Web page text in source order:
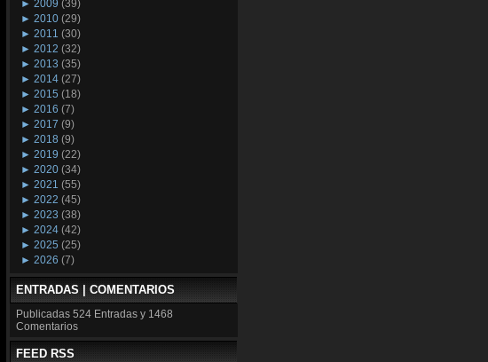
► 2009 (39)
► 2010 (29)
► 2011 (30)
► 2012 (32)
► 2013 (35)
► 2014 (27)
► 2015 (18)
► 2016 (7)
► 2017 (9)
► 2018 (9)
► 2019 (22)
► 2020 (34)
► 2021 (55)
► 2022 (45)
► 2023 (38)
► 2024 (42)
► 2025 (25)
► 2026 (7)
ENTRADAS | COMENTARIOS
Publicadas 524 Entradas y 1468
Comentarios
FEED RSS